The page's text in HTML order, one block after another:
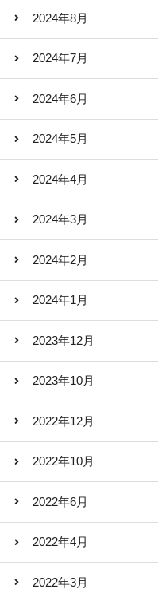
2024年8月
2024年7月
2024年6月
2024年5月
2024年4月
2024年3月
2024年2月
2024年1月
2023年12月
2023年10月
2022年12月
2022年10月
2022年6月
2022年4月
2022年3月